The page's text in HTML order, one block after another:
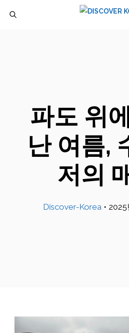
파도 위
난 여름,
저의
Discover-Korea • 2025